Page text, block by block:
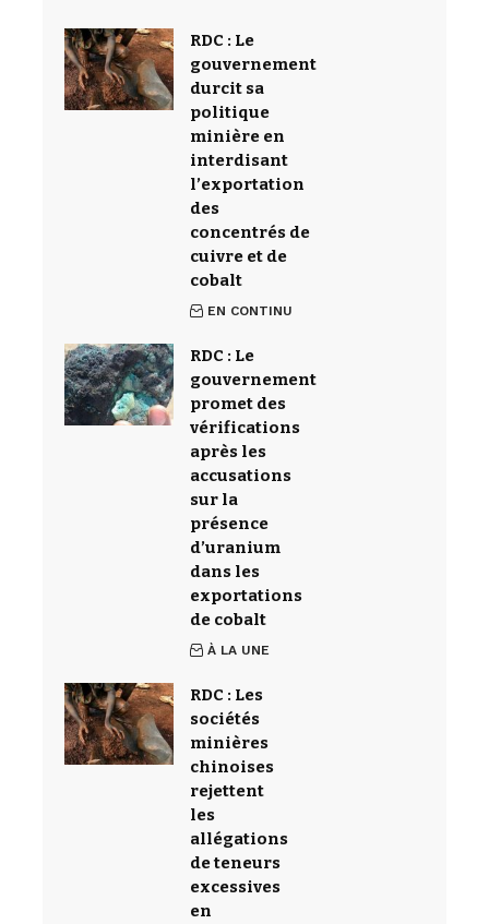
RDC : Le
gouvernement
durcit sa
politique
minière en
interdisant
l’exportation
des
concentrés de
cuivre et de
cobalt
EN CONTINU
RDC : Le
gouvernement
promet des
vérifications
après les
accusations
sur la
présence
d’uranium
dans les
exportations
de cobalt
À LA UNE
RDC : Les
sociétés
minières
chinoises
rejettent
les
allégations
de teneurs
excessives
en